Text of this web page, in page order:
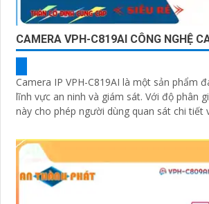
CAMERA VPH-C819AI CÔNG NGHỆ
Camera IP VPH-C819AI là một sản phẩm
lĩnh vực an ninh và giám sát. Với độ phân giải cao, camera
này cho phép người dùng quan sát chi tiết